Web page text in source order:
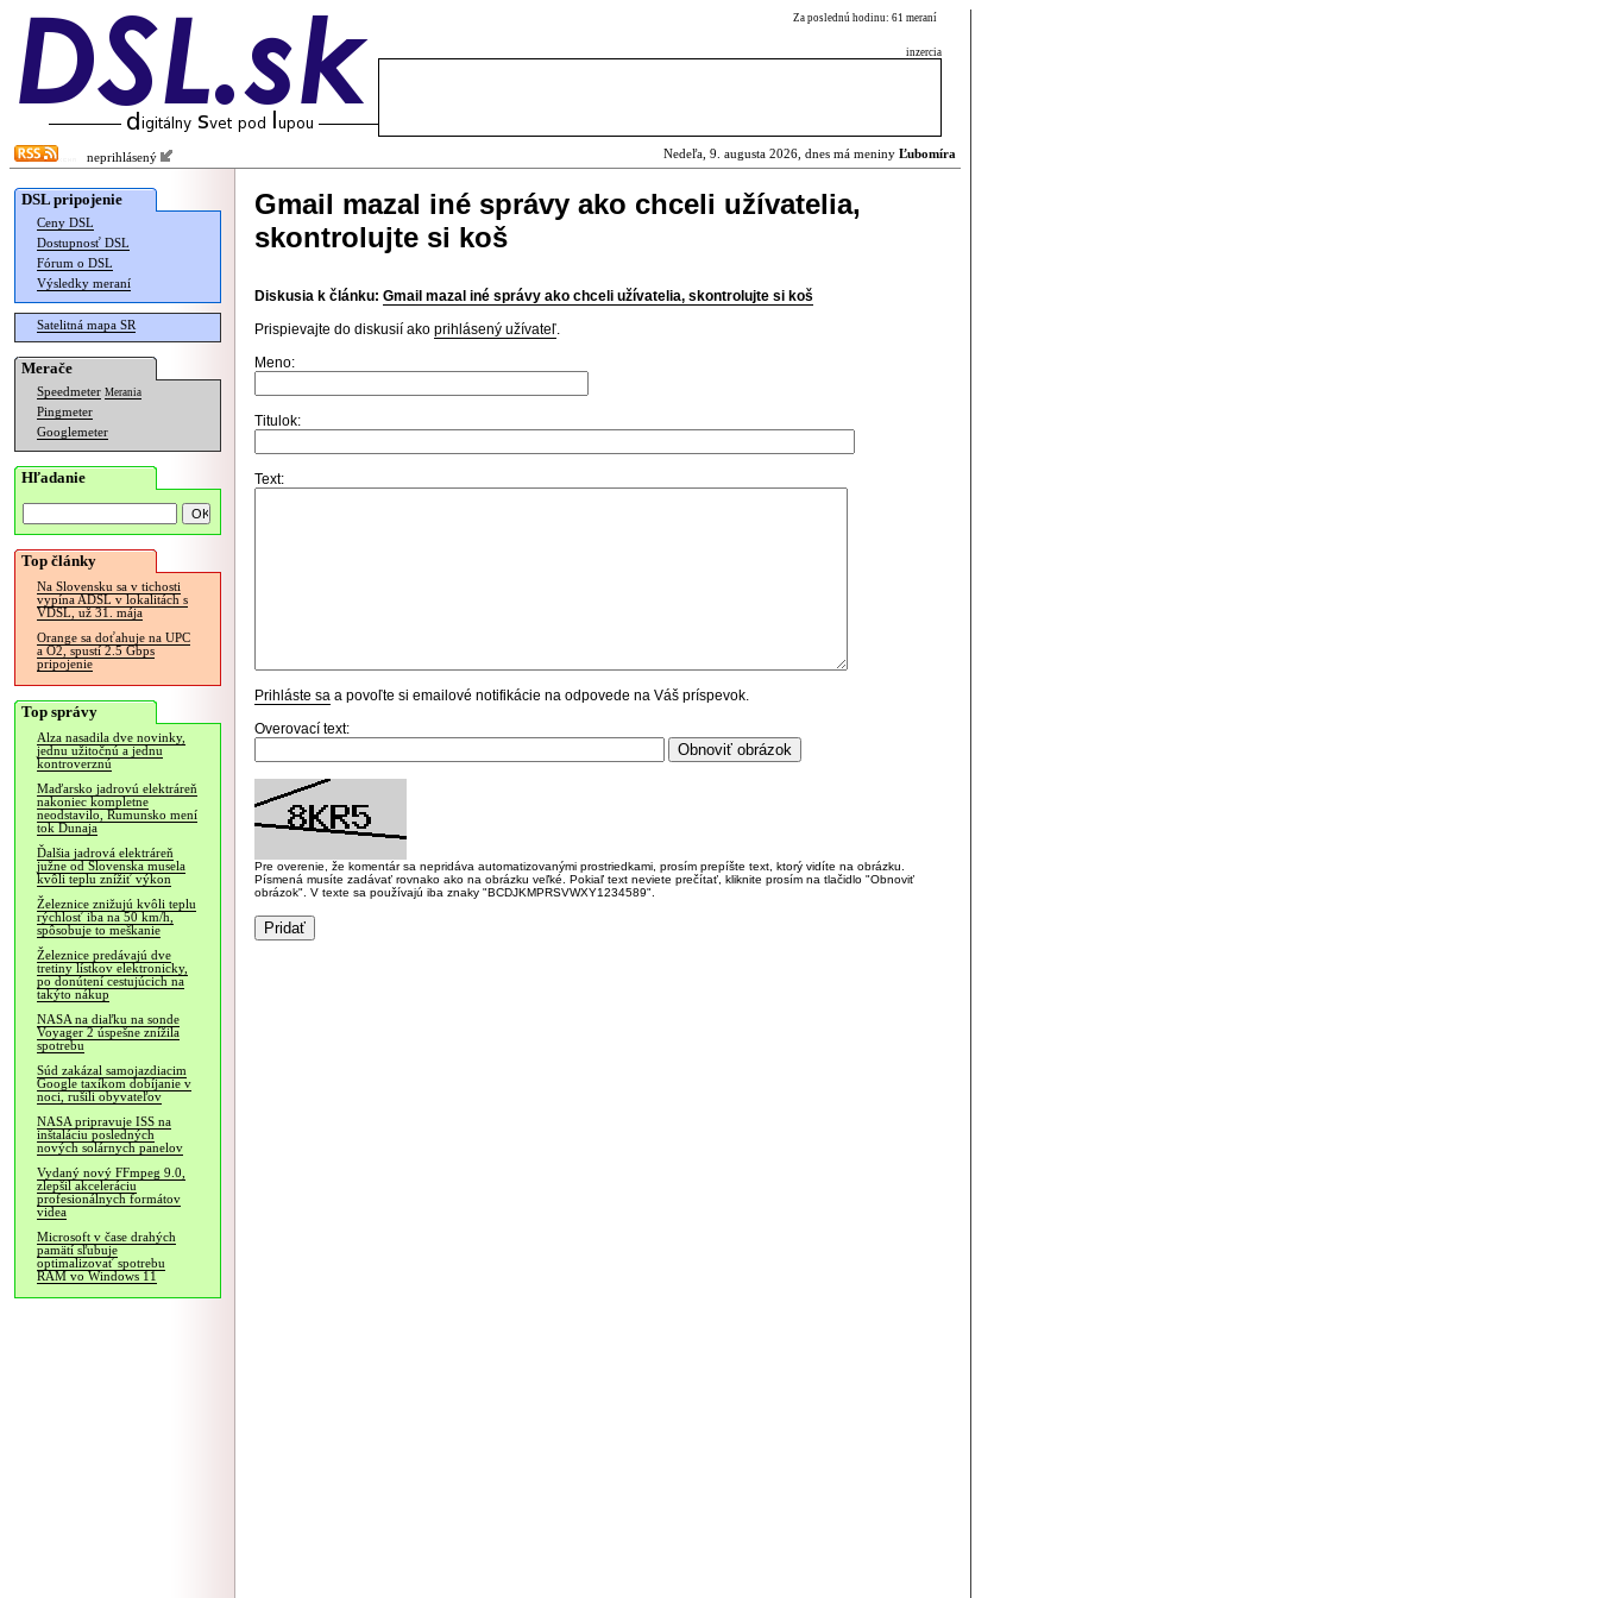
Za poslednú hodinu: 61 meraní
inzercia
neprihlásený Nedeľa, 9. augusta 2026, dnes má meniny Ľubomíra
DSL pripojenie
Ceny DSL
Dostupnosť DSL
Fórum o DSL
Výsledky meraní
Satelitná mapa SR
Merače
Speedmeter Merania
Pingmeter
Googlemeter
Hľadanie
Top články
Na Slovensku sa v tichosti
vypína ADSL v lokalitách s
VDSL, už 31. mája
Orange sa doťahuje na UPC
a O2, spustí 2.5 Gbps
pripojenie
Top správy
Alza nasadila dve novinky,
jednu užitočnú a jednu
kontroverznú
Maďarsko jadrovú elektráreň
nakoniec kompletne
neodstavilo, Rumunsko mení
tok Dunaja
Ďalšia jadrová elektráreň
južne od Slovenska musela
kvôli teplu znížiť výkon
Železnice znižujú kvôli teplu
rýchlosť iba na 50 km/h,
spôsobuje to meškanie
Železnice predávajú dve
tretiny lístkov elektronicky,
po donútení cestujúcich na
takýto nákup
NASA na diaľku na sonde
Voyager 2 úspešne znížila
spotrebu
Súd zakázal samojazdiacim
Google taxíkom dobíjanie v
noci, rušili obyvateľov
NASA pripravuje ISS na
inštaláciu posledných
nových solárnych panelov
Vydaný nový FFmpeg 9.0,
zlepšil akceleráciu
profesionálnych formátov
videa
Microsoft v čase drahých
pamätí sľubuje
optimalizovať spotrebu
RAM vo Windows 11
Gmail mazal iné správy ako chceli užívatelia,
skontrolujte si koš
Diskusia k článku: Gmail mazal iné správy ako chceli užívatelia, skontrolujte si koš
Prispievajte do diskusií ako prihlásený užívateľ.
Meno:
Titulok:
Text:
Prihláste sa a povoľte si emailové notifikácie na odpovede na Váš príspevok.
Overovací text:
Pre overenie, že komentár sa nepridáva automatizovanými prostriedkami, prosím prepíšte text, ktorý vidíte na obrázku.
Písmená musíte zadávať rovnako ako na obrázku veľké. Pokiaľ text neviete prečítať, kliknite prosím na tlačidlo "Obnoviť
obrázok". V texte sa používajú iba znaky "BCDJKMPRSVWXY1234589".